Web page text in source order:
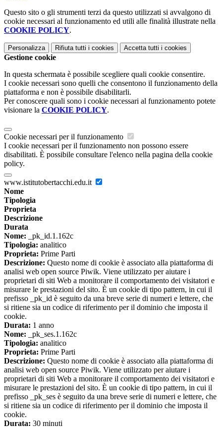
Questo sito o gli strumenti terzi da questo utilizzati si avvalgono di
cookie necessari al funzionamento ed utili alle finalità illustrate nella
COOKIE POLICY.
Personalizza Rifiuta tutti i cookies Accetta tutti i cookies
Gestione cookie
In questa schermata è possibile scegliere quali cookie consentire.
I cookie necessari sono quelli che consentono il funzionamento della
piattaforma e non è possibile disabilitarli.
Per conoscere quali sono i cookie necessari al funzionamento potete
visionare la COOKIE POLICY.
Cookie necessari per il funzionamento
I cookie necessari per il funzionamento non possono essere
disabilitati. È possibile consultare l'elenco nella pagina della cookie
policy.
www.istitutobertacchi.edu.it
Nome
Tipologia
Proprieta
Descrizione
Durata
Nome: _pk_id.1.162c
Tipologia: analitico
Proprieta: Prime Parti
Descrizione: Questo nome di cookie è associato alla piattaforma di
analisi web open source Piwik. Viene utilizzato per aiutare i
proprietari di siti Web a monitorare il comportamento dei visitatori e
misurare le prestazioni del sito. È un cookie di tipo pattern, in cui il
prefisso _pk_id è seguito da una breve serie di numeri e lettere, che
si ritiene sia un codice di riferimento per il dominio che imposta il
cookie.
Durata: 1 anno
Nome: _pk_ses.1.162c
Tipologia: analitico
Proprieta: Prime Parti
Descrizione: Questo nome di cookie è associato alla piattaforma di
analisi web open source Piwik. Viene utilizzato per aiutare i
proprietari di siti Web a monitorare il comportamento dei visitatori e
misurare le prestazioni del sito. È un cookie di tipo pattern, in cui il
prefisso _pk_ses è seguito da una breve serie di numeri e lettere, che
si ritiene sia un codice di riferimento per il dominio che imposta il
cookie.
Durata: 30 minuti